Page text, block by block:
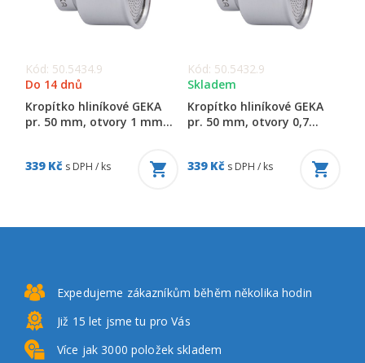
Kód: 50.5434.9
Do 14 dnů
Kropítko hliníkové GEKA
pr. 50 mm, otvory 1 mm...
339 Kč s DPH / ks
Kód: 50.5432.9
Skladem
Kropítko hliníkové GEKA
pr. 50 mm, otvory 0,7...
339 Kč s DPH / ks
Expedujeme zákazníkům běhěm několika hodin
Již 15 let jsme tu pro Vás
Více jak 3000 položek skladem